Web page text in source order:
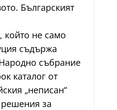
Българският
който не само
съдържа
събрание
каталог от
„неписан“
за